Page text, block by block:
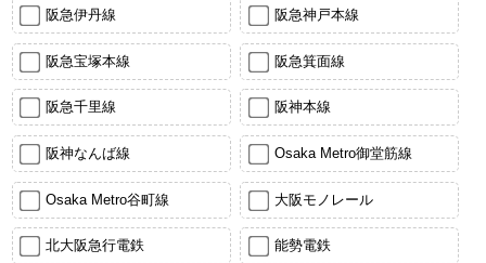
阪急伊丹線 阪急神戸本線
阪急宝塚本線 阪急箕面線
阪急千里線 阪神本線
阪神なんば線 Osaka Metro御堂筋線
Osaka Metro谷町線 大阪モノレール
北大阪急行電鉄 能勢電鉄